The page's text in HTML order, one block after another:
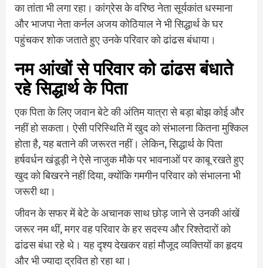
का तांता भी लगा रहा। कांग्रेस के वरिष्ठ नेता सूर्यकांत धस्माना
और भाजपा नेता कर्नल अजय कोठियाल ने भी सिद्धार्थ के घर
पहुंचकर शोक जताते हुए उनके परिवार को ढांढस बंधाया।
नम आंखों से परिवार को ढांढस बंधाते
रहे सिद्धार्थ के पिता
एक पिता के लिए जवान बेटे की अंतिम यात्रा से बड़ा बोझ कोई और
नहीं हो सकता। ऐसी परिस्थिति में खुद को संभालना कितना मुश्किल
होता है, यह बताने की जरूरत नहीं। लेकिन, सिद्धार्थ के पिता
हर्षवर्धन खंडूड़ी ने ऐसे नाजुक मौके पर भावनाओं पर काबू रखते हुए
खुद को बिखरने नहीं दिया, क्योंकि गमगीन परिवार को संभालना भी
जरूरी था।
जीवन के सफर में बेटे के अचानक साथ छोड़ जाने से उनकी आंखें
जरूर नम थीं, मगर वह परिवार के हर सदस्य और रिश्तेदारों को
ढांढस बंधा रहे थे। यह दृश्य देखकर वहां मौजूद व्यक्तियों का हृदय
और भी ज्यादा द्रवित हो रहा था।